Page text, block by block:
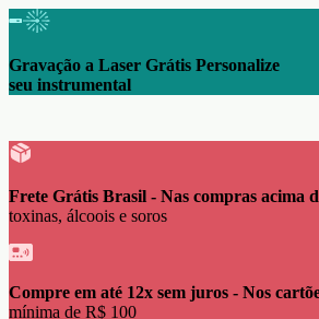
Frete Grátis Brasil Nas compras acima de
Gravação a Laser GrátisPersonalize seu